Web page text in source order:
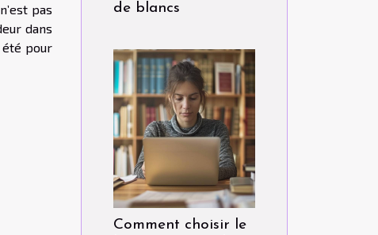
pas
dans
pour
de blancs
Comment choisir le